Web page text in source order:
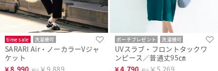
time sale 洗濯機可
SARARI Air・ノーカラーVジャ
ケット
ポーチプレゼント 洗濯機可
UVスラブ・フロントタックワ
ンピース／普通丈95㎝